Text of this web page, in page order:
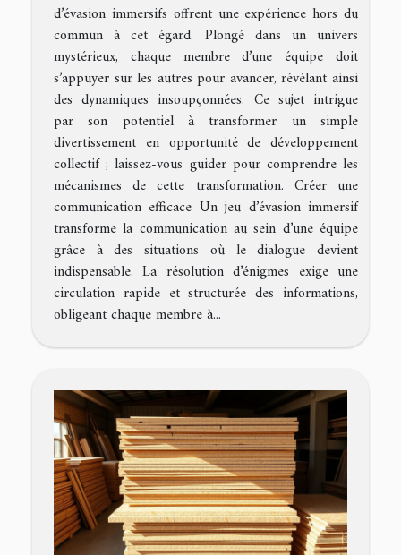
d’évasion immersifs offrent une expérience hors du
commun à cet égard. Plongé dans un univers
mystérieux, chaque membre d’une équipe doit
s’appuyer sur les autres pour avancer, révélant ainsi
des dynamiques insoupçonnées. Ce sujet intrigue
par son potentiel à transformer un simple
divertissement en opportunité de développement
collectif ; laissez-vous guider pour comprendre les
mécanismes de cette transformation. Créer une
communication efficace Un jeu d’évasion immersif
transforme la communication au sein d’une équipe
grâce à des situations où le dialogue devient
indispensable. La résolution d’énigmes exige une
circulation rapide et structurée des informations,
obligeant chaque membre à...